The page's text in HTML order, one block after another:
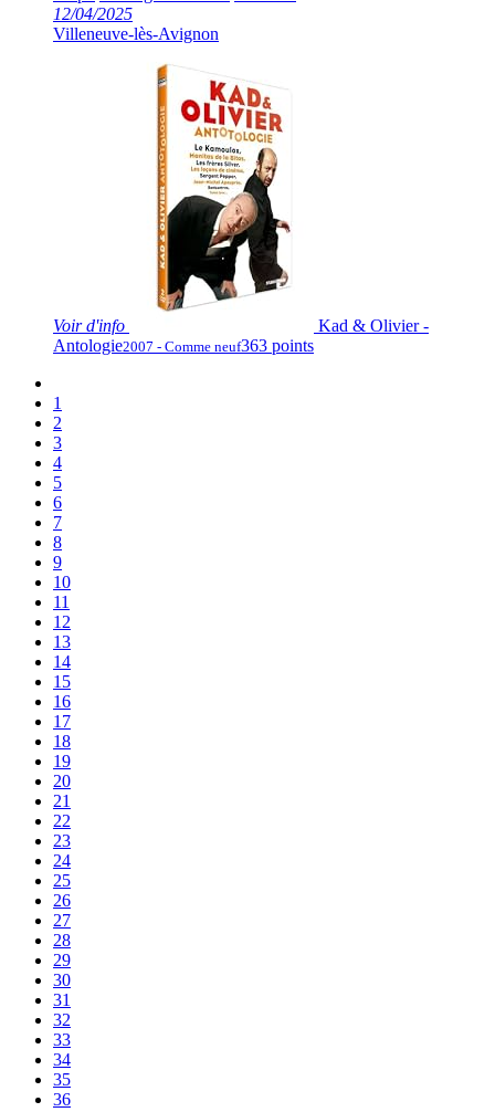
12/04/2025
Villeneuve-lès-Avignon
Voir d'info
Kad & Olivier -
Antologie2007 - Comme neuf363 points
1
2
3
4
5
6
7
8
9
10
11
12
13
14
15
16
17
18
19
20
21
22
23
24
25
26
27
28
29
30
31
32
33
34
35
36